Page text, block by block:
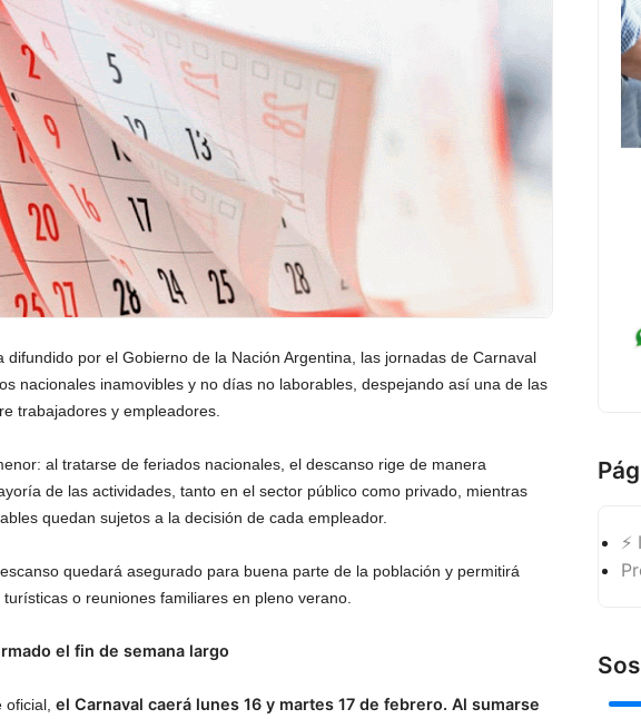
difundido por el Gobierno de la Nación Argentina, las jornadas de Carnaval
nacionales inamovibles y no días no laborables, despejando así una de las
trabajadores y empleadores.
al tratarse de feriados nacionales, el descanso rige de manera
de las actividades, tanto en el sector público como privado, mientras
quedan sujetos a la decisión de cada empleador.
quedará asegurado para buena parte de la población y permitirá
o reuniones familiares en pleno verano.
el fin de semana largo
el Carnaval caerá lunes 16 y martes 17 de febrero. Al sumarse